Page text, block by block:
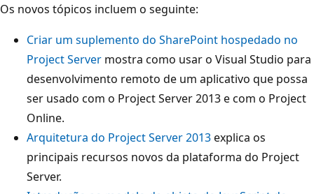
Os novos tópicos incluem o seguinte:
Criar um suplemento do SharePoint hospedado no
Project Server mostra como usar o Visual Studio para
desenvolvimento remoto de um aplicativo que possa
ser usado com o Project Server 2013 e com o Project
Online.
Arquitetura do Project Server 2013explica os
principais recursos novos da plataforma do Project
Server.